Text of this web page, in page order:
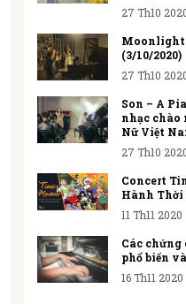
THÁNG 1 27, 2026
Piano Home
Ứng Dụng
27 Th10
Moonlight
(3/10/2020)
27 Th10
Son – A
nhạc chào
Nữ Việt
27 Th10
Concert
Hành Thời
11 Th11 2020
Các chứng
phổ biến
16 Th11 2020